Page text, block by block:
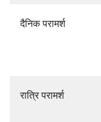
दैनिक परामर्श
रात्रि परामर्श